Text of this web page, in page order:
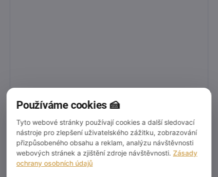
Používáme cookies 🍰
Tyto webové stránky používají cookies a další sledovací
nástroje pro zlepšení uživatelského zážitku, zobrazování
přizpůsobeného obsahu a reklam, analýzu návštěvnosti
webových stránek a zjištění zdroje návštěvnosti. Zásady
ochrany osobních údajů